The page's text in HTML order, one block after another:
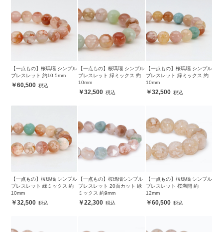
【一点もの】桜瑪瑙 シンプル
ブレスレット 約10.5mm
60,500
【一点もの】桜瑪瑙 シンプル
ブレスレット 緑ミックス 約
10mm
32,500
【一点もの】桜瑪瑙 シンプル
ブレスレット 緑ミックス 約
10mm
32,500
【一点もの】桜瑪瑙 シンプル
ブレスレット 緑ミックス 約
10mm
32,500
【一点もの】桜瑪瑙シンプル
ブレスレット 20面カット 緑
ミックス 約9mm
22,300
【一点もの】桜瑪瑙 シンプル
ブレスレット 桜満開 約
12mm
60,500